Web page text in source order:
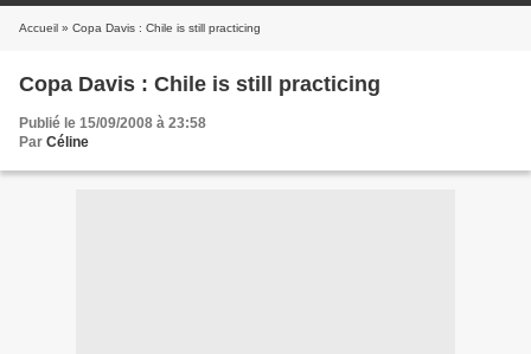
Accueil » Copa Davis : Chile is still practicing
Copa Davis : Chile is still practicing
Publié le 15/09/2008 à 23:58
Par Céline